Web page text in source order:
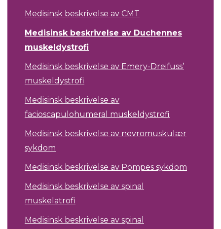
Medisinsk beskrivelse av CMT
Medisinsk beskrivelse av Duchennes
muskeldystrofi
Medisinsk beskrivelse av Emery-Dreifuss’
muskeldystrofi
Medisinsk beskrivelse av
facioscapulohumeral muskeldystrofi
Medisinsk beskrivelse av nevromuskulær
sykdom
Medisinsk beskrivelse av Pompes sykdom
Medisinsk beskrivelse av spinal
muskelatrofi
Medisinsk beskrivelse av spinal